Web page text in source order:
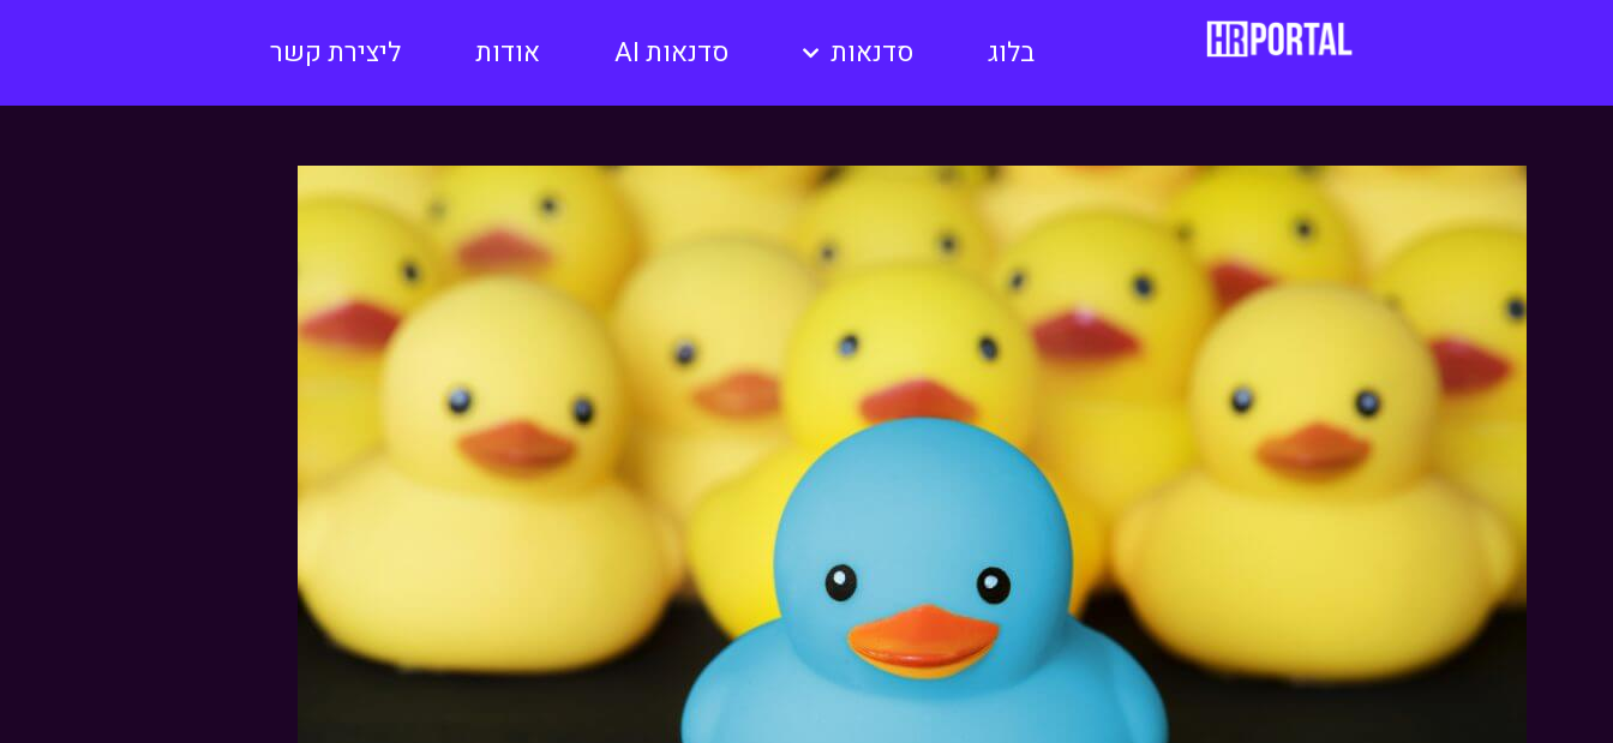
בלוג סדנאות סדנאות AI אודות ליצירת קשר